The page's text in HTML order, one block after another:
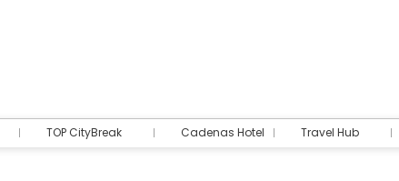
TOP CityBreak Cadenas Hotel Travel Hub